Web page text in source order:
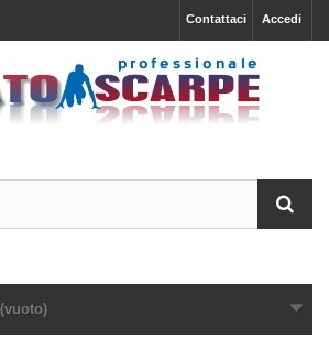
Accedi
Contattaci
(vuoto)